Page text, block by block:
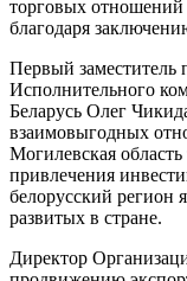
торговых
благодаря
Первый заместитель
Исполнительного
Беларусь Олег
взаимовыгодных
Могилевская
привлечения
белорусский регион
развитых в стране.
Директор